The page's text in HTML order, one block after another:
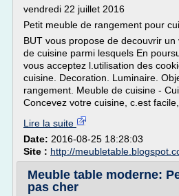
vendredi 22 juillet 2016
Petit meuble de rangement pour
BUT vous propose de decouvrir
de cuisine parmi lesquels En
vous acceptez l.utilisation des
cuisine. Decoration. Luminaire.
rangement. Meuble de cuisine -
Concevez votre cuisine, c.est
Lire la suite
Date: 2016-08-25 18:28:03
Site : http://
Meuble table moderne:
pas cher